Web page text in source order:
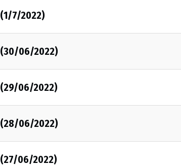
7/2022)
06/2022)
06/2022)
06/2022)
06/2022)